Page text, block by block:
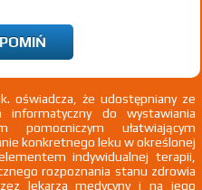
R(1)
5,61 zł
Farmaceutyczne Polpharma SA
wskazaniach.Pokaż
POMIŃ
oświadcza, że udostępniany ze
informatyczny do wystawiania
ułatwiającym
konkretnego leku w określonej
indywidualnej terapii,
rozpoznania stanu zdrowia
lekarza medycyny i na jego